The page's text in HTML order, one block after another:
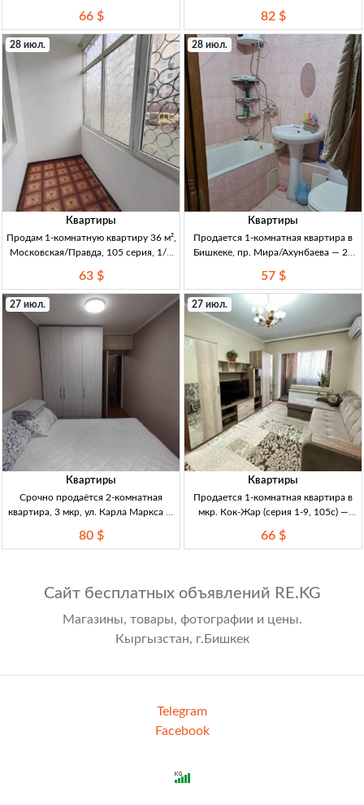
АУЦА (ряд. мкр Асанбай). 10/10,
лифт работает. Кирп/монолит, дом
сдан и заселён ~95%.
66 $
ЖК «Асанбай Классик». 12-эт дом,
классич. стиль, витраж. остекл.
Витраж/ок
82 $
28 июл.
Квартиры
Продам 1-комнатную квартиру 36 м²,
Московская/Правда, 105 серия, 1/5
серия, 1/5, не угл. 2 лоджии (кухня/
зал), пласт. окна, бронир. дверь,
после косм. ремо
63 $
28 июл.
Квартиры
Продается 1-комнатная квартира в
Бишкеке, пр. Мира/Ахунбаева — 29
кирпич (хрущевка), 3/3 эт., с
ремонтом, Бишкек, пр. Мира/
Ахунбаева
57 $
27 июл.
Квартиры
Срочно продаётся 2-комнатная
квартира, 3 мкр, ул. Карла Маркса —
Карла Маркса), серия 104, 3/4, не
80 $
27 июл.
Квартиры
Продается 1-комнатная квартира в
мкр. Кок-Жар (серия 1-9, 105с) —
Бишкек 1кв, Бишкек, мкр Кок-Жар;
(из
66 $
Сайт бесплатных объявлений RE.KG
Магазины, товары, фотографии и цены.
Кыргызстан, г.Бишкек
Telegram
Facebook